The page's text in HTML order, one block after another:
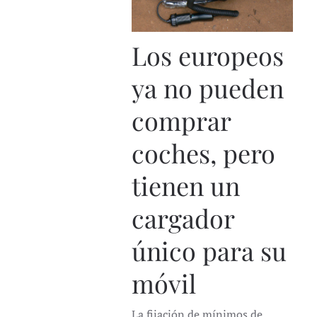
Los europeos
ya no pueden
comprar
coches, pero
tienen un
cargador
único para su
móvil